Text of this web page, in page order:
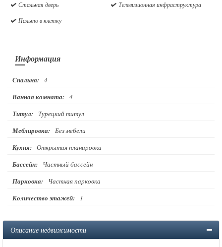
Стальная дверь
Телевизионная инфраструктура
Пальто в клетку
Информация
Спальня: 4
Ванная комната: 4
Титул:
Турецкий титул
Меблировка: Без мебели
Кухня: Открытая планировка
Бассейн:
Частный бассейн
Парковка:
Частная парковка
Количество этажей:
1
Описание недвижимости